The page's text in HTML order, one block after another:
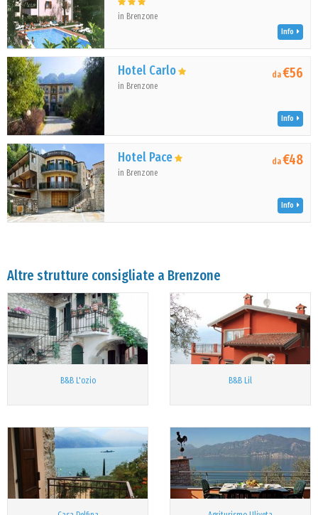
in Brenzone
Info
Hotel Carlo
in Brenzone
da€56
Info
Hotel Pace
in Brenzone
da€48
Info
Altre strutture consigliate a Brenzone
B&B L'ozio B&B Lil